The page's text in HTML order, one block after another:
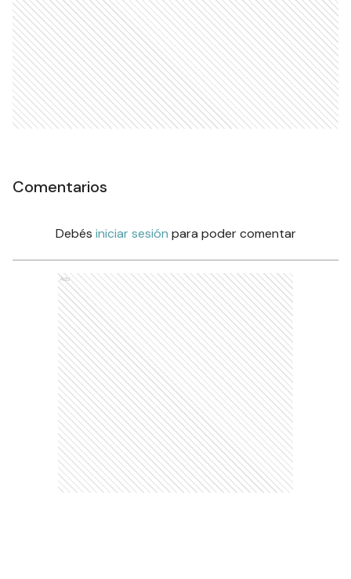
Comentarios
Debés iniciar sesión para poder comentar
Ads